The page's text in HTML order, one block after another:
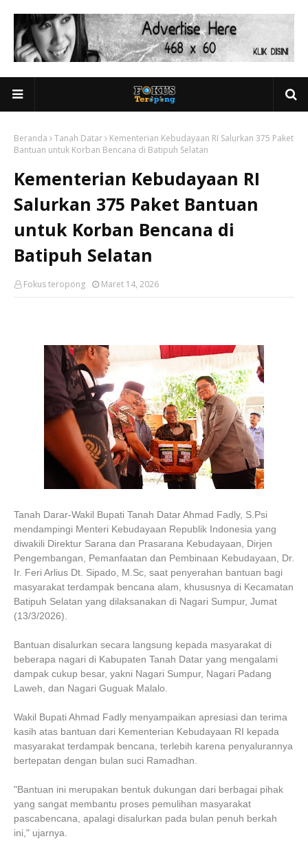
Beranda Tanah Datar
Kementerian Kebudayaan RI Salurkan 375 Paket
Bantuan untuk Korban Bencana di Batipuh Selatan
Kementerian Kebudayaan RI
Salurkan 375 Paket Bantuan
untuk Korban Bencana di
Batipuh Selatan
Fokus teropong Maret 14, 2026
Tanah Darar-Wakil Bupati Tanah Datar Ahmad Fadly, S.Psi
mendampingi Menteri Kebudayaan Republik Indonesia yang
diwakili Direktur Sarana dan Prasarana Kebudayaan, Dirjen
Pengembangan, Pemanfaatan dan Pembinaan Kebudayaan, Dr.
Ir. Feri Arlius Dt. Sipado, M.Sc, saat penyerahan bantuan bagi
masyarakat terdampak bencana alam, khususnya di Kecamatan
Batipuh Selatan yang dilaksanakan di Nagari Sumpur, Jumat
(13/3/2026).
Bantuan disalurkan secara langsung kepada masyarakat di
beberapa nagari di Kabupaten Tanah Datar yang mengalami
dampak cukup besar, yakni Nagari Sumpur, Nagari Padang
Laweh, dan Nagari Guguak Malalo.
Wakil Bupati Ahmad Fadly menyampaikan apresiasi dan terima
kasih atas bantuan dari Kementerian Kebudayaan RI kepada
masyarakat terdampak bencana, terlebih karena penyalurannya
bertepatan dengan bulan suci Ramadhan.
"Bantuan ini merupakan bentuk dukungan dari berbagai pihak
yang sangat membantu proses pemulihan masyarakat
pascabencana, apalagi disalurkan pada bulan penuh berkah
ini," ujarnya.